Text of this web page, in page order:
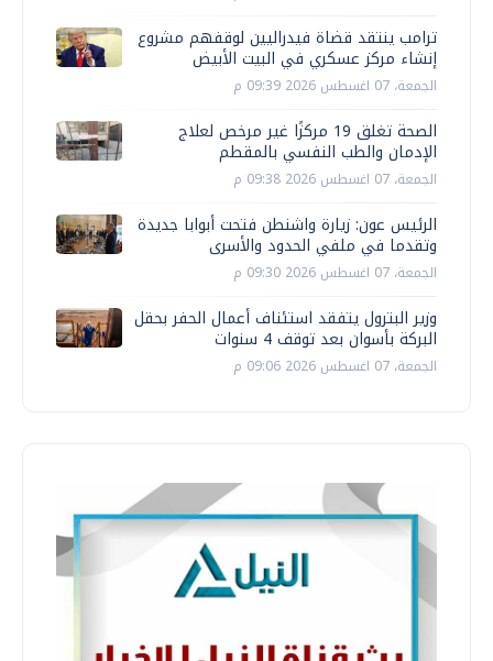
ترامب ينتقد قضاة فيدراليين لوقفهم مشروع
إنشاء مركز عسكري في البيت الأبيض
الجمعة، 07 اغسطس 2026 09:39 م
الصحة تغلق 19 مركزًا غير مرخص لعلاج
الإدمان والطب النفسي بالمقطم
الجمعة، 07 اغسطس 2026 09:38 م
الرئيس عون: زيارة واشنطن فتحت أبوابا جديدة
وتقدما في ملفي الحدود والأسرى
الجمعة، 07 اغسطس 2026 09:30 م
وزير البترول يتفقد استئناف أعمال الحفر بحقل
البركة بأسوان بعد توقف 4 سنوات
الجمعة، 07 اغسطس 2026 09:06 م